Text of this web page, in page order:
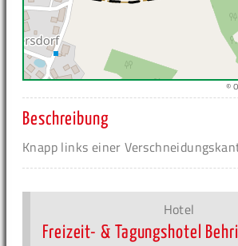
©
Beschreibung
Knapp links einer
Hotel
Freizeit- & Tagungshotel